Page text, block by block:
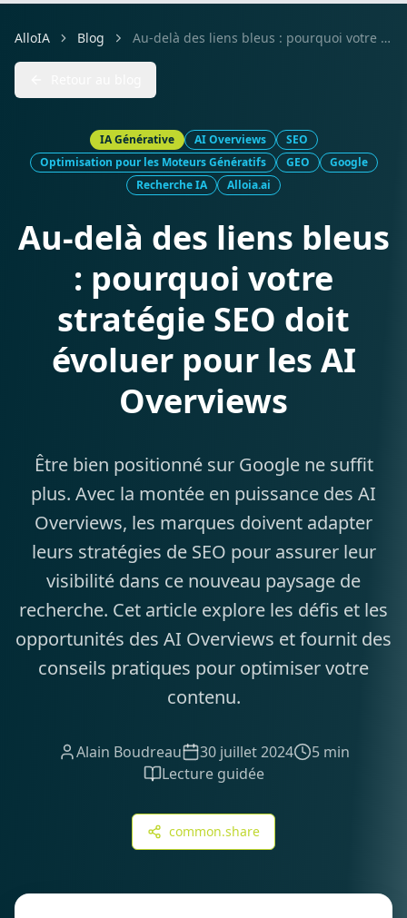
AlloIA Blog Au-delà des liens bleus : pourquoi votre stratégie SEO doit évoluer pour les AI Overviews
IA Générative AI Overviews
SEO
Optimisation pour les Moteurs Génératifs
GEO
Google
Recherche IA
Alloia.ai
Au-delà des liens bleus
: pourquoi votre
stratégie SEO doit
évoluer pour les AI
Overviews
Être bien positionné sur Google ne suffit
plus. Avec la montée en puissance des AI
Overviews, les marques doivent adapter
leurs stratégies de SEO pour assurer leur
visibilité dans ce nouveau paysage de
recherche. Cet article explore les défis et les
opportunités des AI Overviews et fournit des
conseils pratiques pour optimiser votre
contenu.
Alain Boudreau 30 juillet 2024
5 min
Lecture guidée
common.share